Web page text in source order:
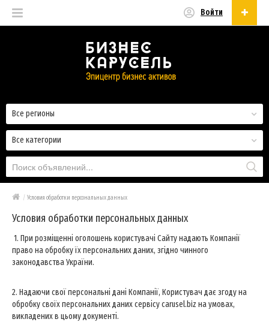
Войти
Все категории
Все регионы
/ Условия обработки персональных данных
Условия обработки персональных данных
1. При розміщенні оголошень користувачі Сайту надають Компанії
право на обробку їх персональних даних, згідно чинного
законодавства України.
2. Надаючи свої персональні дані Компанії, Користувач дає згоду на
обробку своїх персональних даних сервісу carusel.biz на умовах,
викладених в цьому документі.